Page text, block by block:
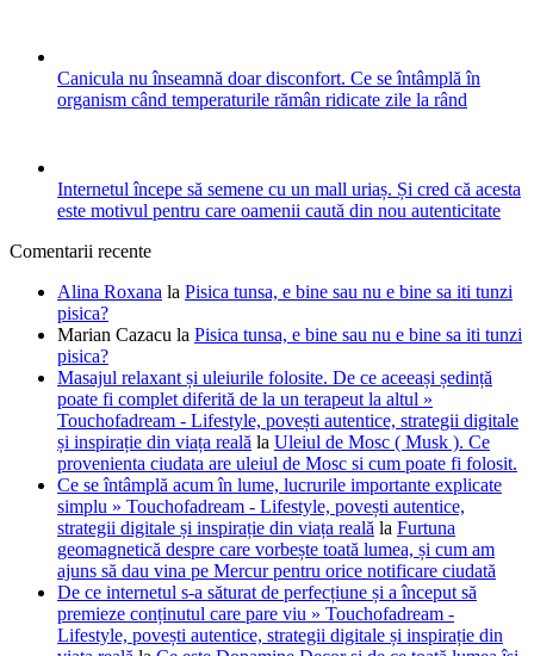
Canicula nu înseamnă doar disconfort. Ce se întâmplă în
organism când temperaturile rămân ridicate zile la rând
Internetul începe să semene cu un mall uriaș. Și cred că acesta
este motivul pentru care oamenii caută din nou autenticitate
Comentarii recente
Alina Roxana la Pisica tunsa, e bine sau nu e bine sa iti tunzi
pisica?
Marian Cazacu la Pisica tunsa, e bine sau nu e bine sa iti tunzi
pisica?
Masajul relaxant și uleiurile folosite. De ce aceeași ședință
poate fi complet diferită de la un terapeut la altul »
Touchofadream - Lifestyle, povești autentice, strategii digitale
și inspirație din viața reală la Uleiul de Mosc ( Musk ). Ce
provenienta ciudata are uleiul de Mosc si cum poate fi folosit.
Ce se întâmplă acum în lume, lucrurile importante explicate
simplu » Touchofadream - Lifestyle, povești autentice,
strategii digitale și inspirație din viața reală la Furtuna
geomagnetică despre care vorbește toată lumea, și cum am
ajuns să dau vina pe Mercur pentru orice notificare ciudată
De ce internetul s-a săturat de perfecțiune și a început să
premieze conținutul care pare viu » Touchofadream -
Lifestyle, povești autentice, strategii digitale și inspirație din